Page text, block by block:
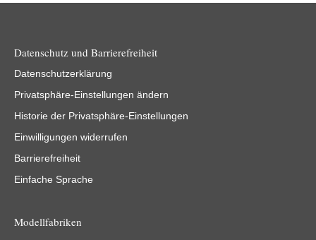
Datenschutz und Barrierefreiheit
Datenschutzerklärung
Privatsphäre-Einstellungen ändern
Historie der Privatsphäre-Einstellungen
Einwilligungen widerrufen
Barrierefreiheit
Einfache Sprache
Modellfabriken